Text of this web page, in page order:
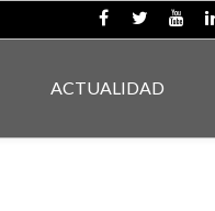
ACTUALIDAD